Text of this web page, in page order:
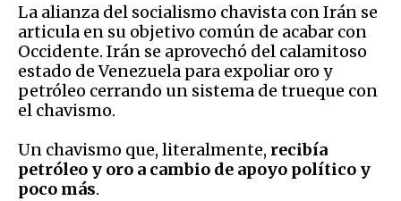
La alianza del socialismo chavista con Irán se
articula en su objetivo común de acabar con
Occidente. Irán se aprovechó del calamitoso
estado de Venezuela para expoliar oro y
petróleo cerrando un sistema de trueque con
el chavismo.
Un chavismo que, literalmente, recibía
petróleo y oro a cambio de apoyo político y
poco más.